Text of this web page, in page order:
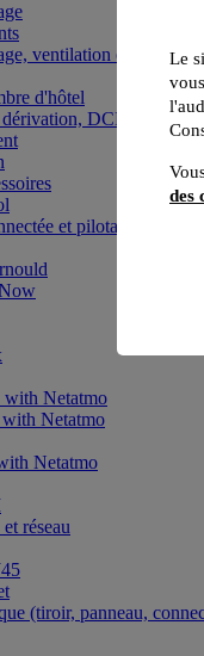
ventilation et
d'hôtel
DCL et boîte
et pilotage du
Netatmo
Netatmo
Netatmo
réseau
(tiroir, panneau,
Le
des